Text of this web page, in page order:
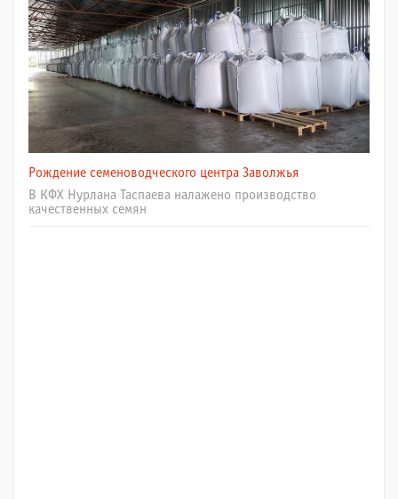
Рождение семеноводческого центра Заволжья
В КФХ Нурлана Таспаева налажено производство
качественных семян